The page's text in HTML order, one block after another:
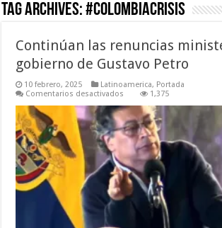
Tag Archives:#ColombiaCrisis
Continúan las renuncias
gobierno de Gustavo Petro
10 febrero, 2025 Latinoamerica, Portada
Comentarios desactivados
las
renuncias
ministeriales
en
gobierno
de
Gustavo
Petro
1,375